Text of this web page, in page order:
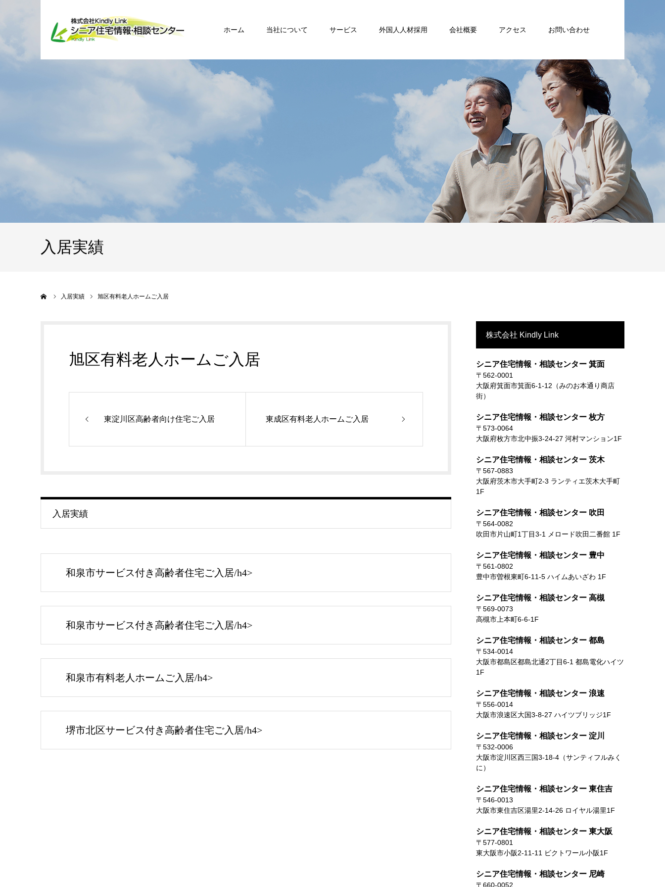
ホーム 当社について サービス 外国人人材採用 会社概要 アクセス お問い合わせ
入居実績
入居実績 旭区有料老人ホームご入居
旭区有料老人ホームご入居
東淀川区高齢者向け住宅ご入居 東成区有料老人ホームご入居
入居実績
和泉市サービス付き高齢者住宅ご入居/h4>
和泉市サービス付き高齢者住宅ご入居/h4>
和泉市有料老人ホームご入居/h4>
堺市北区サービス付き高齢者住宅ご入居/h4>
株式会社 Kindly Link
シニア住宅情報・相談センター 箕面
〒562-0001
大阪府箕面市箕面6-1-12（みのお本通り商店
街）
シニア住宅情報・相談センター 枚方
〒573-0064
大阪府枚方市北中振3-24-27 河村マンション1F
シニア住宅情報・相談センター 茨木
〒567-0883
大阪府茨木市大手町2-3 ランティエ茨木大手町
1F
シニア住宅情報・相談センター 吹田
〒564-0082
吹田市片山町1丁目3-1 メロード吹田二番館 1F
シニア住宅情報・相談センター 豊中
〒561-0802
豊中市曽根東町6-11-5 ハイムあいざわ 1F
シニア住宅情報・相談センター 高槻
〒569-0073
高槻市上本町6-6-1F
シニア住宅情報・相談センター 都島
〒534-0014
大阪市都島区都島北通2丁目6-1 都島電化ハイツ
1F
シニア住宅情報・相談センター 浪速
〒556-0014
大阪市浪速区大国3-8-27 ハイツブリッジ1F
シニア住宅情報・相談センター 淀川
〒532-0006
大阪市淀川区西三国3-18-4（サンティフルみく
に）
シニア住宅情報・相談センター 東住吉
〒546-0013
大阪市東住吉区湯里2-14-26 ロイヤル湯里1F
シニア住宅情報・相談センター 東大阪
〒577-0801
東大阪市小阪2-11-11 ビクトワール小阪1F
シニア住宅情報・相談センター 尼崎
〒660-0052